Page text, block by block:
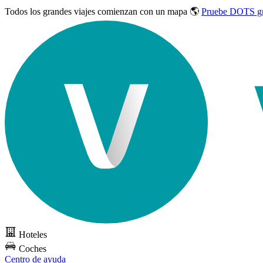
Todos los grandes viajes comienzan con un mapa 🌎 Pruebe DOTS
Hoteles
Coches
Centro de ayuda